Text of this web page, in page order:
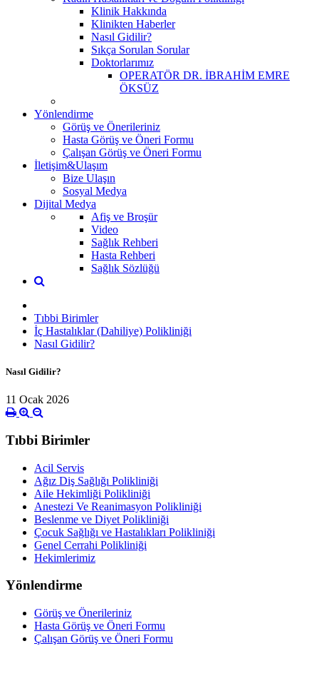
Klinik Hakkında
Klinikten Haberler
Nasıl Gidilir?
Sıkça Sorulan Sorular
Doktorlarımız
OPERATÖR DR. İBRAHİM EMRE
ÖKSÜZ
Yönlendirme
Görüş ve Önerileriniz
Hasta Görüş ve Öneri Formu
Çalışan Görüş ve Öneri Formu
İletişim&Ulaşım
Bize Ulaşın
Sosyal Medya
Dijital Medya
Afiş ve Broşür
Video
Sağlık Rehberi
Hasta Rehberi
Sağlık Sözlüğü
Tıbbi Birimler
İç Hastalıklar (Dahiliye) Polikliniği
Nasıl Gidilir?
Nasıl Gidilir?
11 Ocak 2026
Tıbbi Birimler
Acil Servis
Ağız Diş Sağlığı Polikliniği
Aile Hekimliği Polikliniği
Anestezi Ve Reanimasyon Polikliniği
Beslenme ve Diyet Polikliniği
Çocuk Sağlığı ve Hastalıkları Polikliniği
Genel Cerrahi Polikliniği
Hekimlerimiz
Yönlendirme
Görüş ve Önerileriniz
Hasta Görüş ve Öneri Formu
Çalışan Görüş ve Öneri Formu